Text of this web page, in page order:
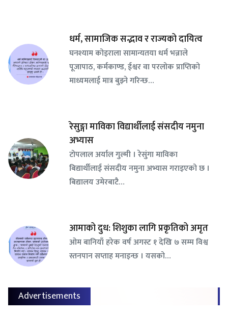
धर्म, सामाजिक सद्भाव र राज्यको दायित्व
घनश्याम कोइराला सामान्यतया धर्म भन्नाले
पूजापाठ, कर्मकाण्ड, ईश्वर वा परलोक प्राप्तिको
माध्यमलाई मात्र बुझ्ने गरिन्छ…
रेसुङ्गा माविका विद्यार्थीलाई संसदीय नमुना
अभ्यास
टोपलाल अर्याल गुल्मी । रेसुंगा माविका
बिद्यार्थीलाई संसदीय नमुना अभ्यास गराइएको छ ।
बिद्यालय उमेरबाटै…
आमाको दुध: शिशुका लागि प्रकृतिको अमृत
ओम बानियाँ हरेक वर्ष अगस्ट १ देखि ७ सम्म विश्व
स्तनपान सप्ताह मनाइन्छ । यसको…
Advertisements